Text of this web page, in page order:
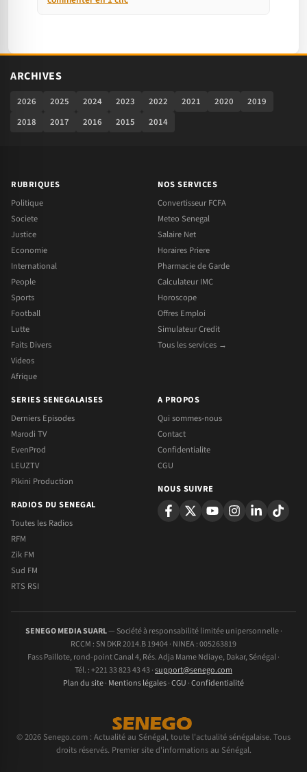
ARCHIVES
2026 2025 2024 2023 2022 2021 2020
2019
2018
2017 2016 2015 2014
RUBRIQUES
Politique
Societe
Justice
Economie
International
People
Sports
Football
Lutte
Faits Divers
Videos
Afrique
NOS SERVICES
Convertisseur FCFA
Meteo Senegal
Salaire Net
Horaires Priere
Pharmacie de Garde
Calculateur IMC
Horoscope
Offres Emploi
Simulateur Credit
Tous les services →
SERIES SENEGALAISES
Derniers Episodes
Marodi TV
EvenProd
LEUZTV
Pikini Production
RADIOS DU SENEGAL
Toutes les Radios
RFM
Zik FM
Sud FM
RTS RSI
A PROPOS
Qui sommes-nous
Contact
Confidentialite
CGU
NOUS SUIVRE
SENEGO MEDIA SUARL— Société à responsabilité limitée unipersonnelle ·
RCCM : SN DKR 2014.B 19404 · NINEA : 005263819
Fass Paillote, rond-point Canal 4, Rés. Adja Mame Ndiaye, Dakar, Sénégal ·
Tél. : +221 33 823 43 43 ·support@senego.com
Plan du site· Mentions légales·CGU ·Confidentialité
© 2026 Senego.com : Actualité au Sénégal, toute l'actualité sénégalaise. Tous
droits réservés. Premier site d'informations au Sénégal.